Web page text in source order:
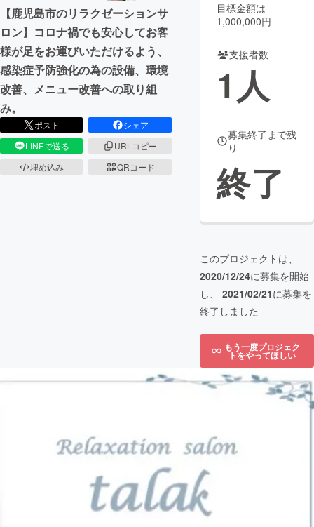
CAMPFIRE for Social Good
CAMPFIRE Creation
CAMPFIREふるさと納税
コミュニティ
【鹿児島市のリラクゼーションサ
ロン】コロナ禍でも安心してお客
様が足をお運びいただけるよう、
感染症予防強化の為の設備、環境
改善、メニュー改善への取り組
み。
ポスト
シェア
LINEで送る
URLコピー
埋め込み
QRコード
目標金額は
1,000,000円
支援者数
1人
募集終了まで残
り
終了
このプロジェクトは、
2020/12/24に募集を開始
し、 2021/02/21に募集を
終了しました
もう一度プロジェク
トをやってほしい